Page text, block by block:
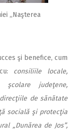
,,Naşterea
şi benefice, cum
consiliile locale,
şcolare judeţene,
de sănătate
socială şi protecţia
„Dunărea de Jos”,